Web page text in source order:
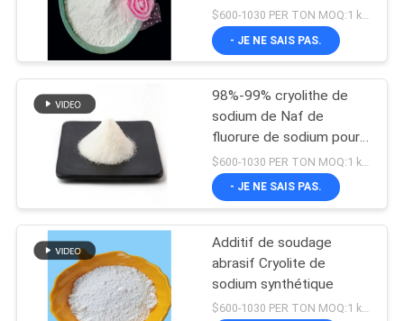
- JE NE SAIS PAS.
98%-99% cryolithe de
sodium de Naf de
fluorure de sodium pour
l'électrolyse en aluminium
- JE NE SAIS PAS.
Additif de soudage
abrasif Cryolite de
sodium synthétique
$600-1030 PER TON MOQ:1 kg ou plus